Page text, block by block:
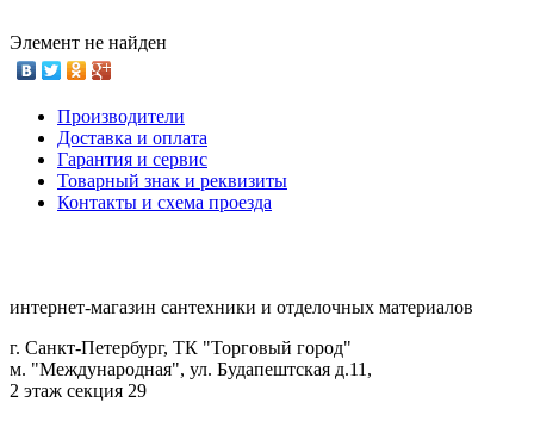
Элемент не найден
Производители
Доставка и оплата
Гарантия и сервис
Товарный знак и реквизиты
Контакты и схема проезда
интернет-магазин сантехники и отделочных материалов
г. Санкт-Петербург, ТК "Торговый город"
м. "Международная", ул. Будапештская д.11,
2 этаж секция 29